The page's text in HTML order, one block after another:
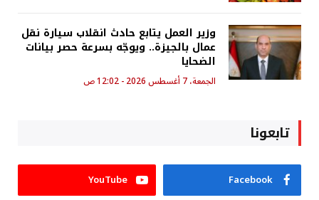
وزير العمل يتابع حادث انقلاب سيارة نقل
عمال بالجيزة.. ويوجّه بسرعة حصر بيانات
الضحايا
الجمعة، 7 أغسطس 2026 - 12:02 ص
تابعونا
Facebook
YouTube